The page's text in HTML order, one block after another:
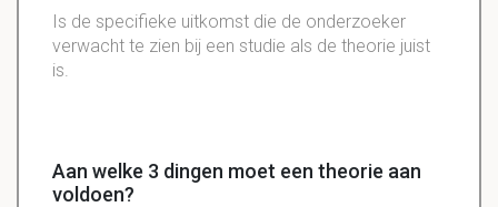
Is de specifieke uitkomst die de onderzoeker
verwacht te zien bij een studie als de theorie juist
is.
Aan welke 3 dingen moet een theorie aan
voldoen?